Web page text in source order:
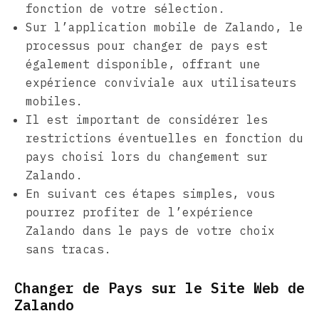
fonction de votre sélection.
Sur l’application mobile de Zalando, le
processus pour changer de pays est
également disponible, offrant une
expérience conviviale aux utilisateurs
mobiles.
Il est important de considérer les
restrictions éventuelles en fonction du
pays choisi lors du changement sur
Zalando.
En suivant ces étapes simples, vous
pourrez profiter de l’expérience
Zalando dans le pays de votre choix
sans tracas.
Changer de Pays sur le Site Web de
Zalando